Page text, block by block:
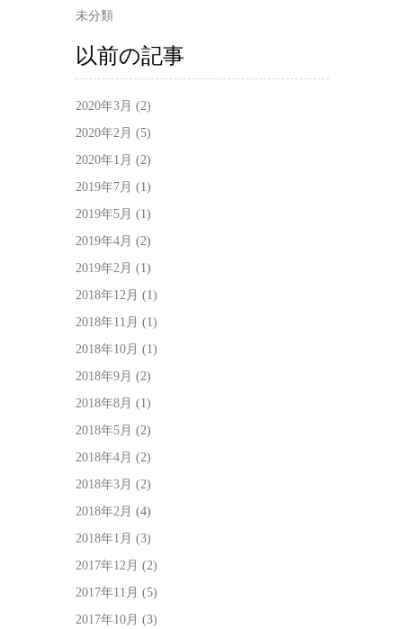
未分類
以前の記事
2020年3月 (2)
2020年2月 (5)
2020年1月 (2)
2019年7月 (1)
2019年5月 (1)
2019年4月 (2)
2019年2月 (1)
2018年12月 (1)
2018年11月 (1)
2018年10月 (1)
2018年9月 (2)
2018年8月 (1)
2018年5月 (2)
2018年4月 (2)
2018年3月 (2)
2018年2月 (4)
2018年1月 (3)
2017年12月 (2)
2017年11月 (5)
2017年10月 (3)